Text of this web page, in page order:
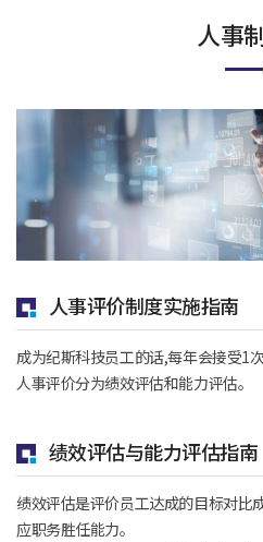
人事
人事评价制度实施指南
成为纪斯科技员工的话,每年会接受1次
人事评价分为绩效评估和能力评估。
绩效评估与能力评估指南
绩效评估是评价员工达成的目标对比
应职务胜任能力。